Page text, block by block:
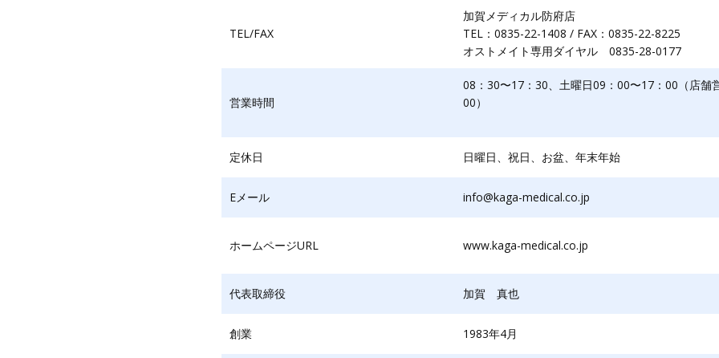
TEL/FAX
加賀メディカル防府店
TEL：0835-22-1408 / FAX：0835-22-8225
オストメイト専用ダイヤル 0835-28-0177
営業時間
08：30〜17：30、土曜日09：00〜17：00（店舗
00）
定休日 日曜日、祝日、お盆、年末年始
Eメール info@kaga-medical.co.jp
ホームページURL www.kaga-medical.co.jp
代表取締役 加賀 真也
創業 1983年4月